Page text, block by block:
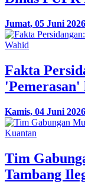
Jumat, 05 Juni
Fakta
Kamis, 04 Juni
Tim
Tambang